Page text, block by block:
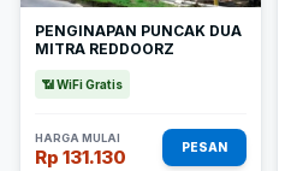
PENGINAPAN PUNCAK DUA
MITRA REDDOORZ
📶 WiFi Gratis
HARGA MULAI
Rp 131.130 PESAN